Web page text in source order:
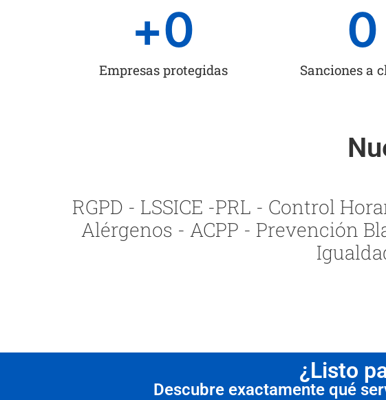
Empresas protegidas
+0
Sanciones a
0
RGPD - LSSICE -PRL - Control
Alérgenos - ACPP - Prevención
¿Listo
Descubre exactamente qué